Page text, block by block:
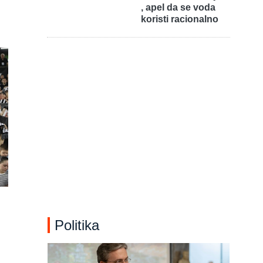
, apel da se voda
koristi racionalno
Politika